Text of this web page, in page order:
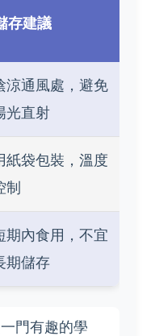
存建議
涼通風處，避免
光直射
紙袋包裝，溫度
制
期內食用，不宜
期儲存
門有趣的學